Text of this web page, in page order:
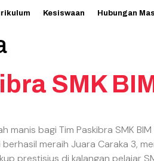
Kesiswaan Hubungan
SMK
manis bagi Tim Paskibra SMK
meraih Juara Caraka 3,
prestisius di kalangan pelajar